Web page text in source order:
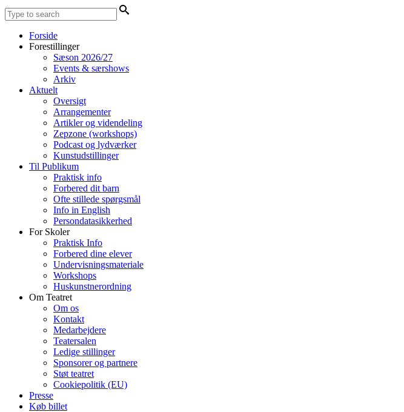
Forside
Forestillinger
Sæson 2026/27
Events & særshows
Arkiv
Aktuelt
Oversigt
Arrangementer
Artikler og videndeling
Zepzone (workshops)
Podcast og lydværker
Kunstudstillinger
Til Publikum
Praktisk info
Forbered dit barn
Ofte stillede spørgsmål
Info in English
Persondatasikkerhed
For Skoler
Praktisk Info
Forbered dine elever
Undervisningsmateriale
Workshops
Huskunstnerordning
Om Teatret
Om os
Kontakt
Medarbejdere
Teatersalen
Ledige stillinger
Sponsorer og partnere
Støt teatret
Cookiepolitik (EU)
Presse
Køb billet